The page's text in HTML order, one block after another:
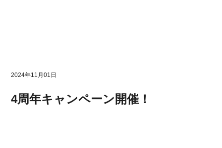
2024年11月01日
4周年キャンペーン開催！